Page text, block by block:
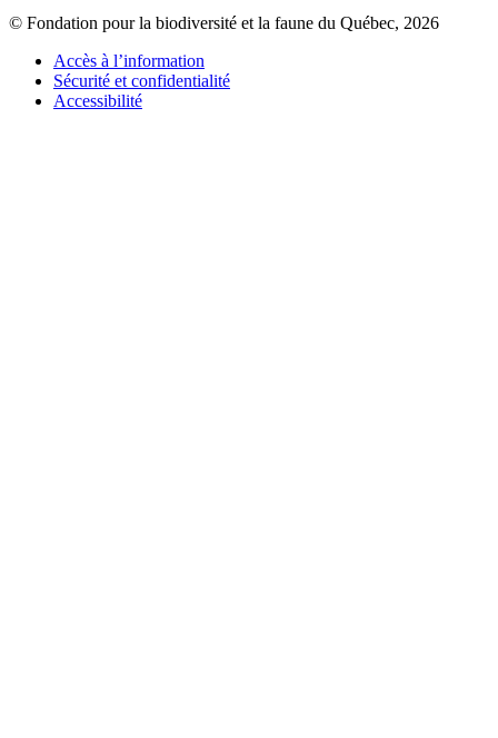
© Fondation pour la biodiversité et la faune du Québec, 2026
Accès à l’information
Sécurité et confidentialité
Accessibilité